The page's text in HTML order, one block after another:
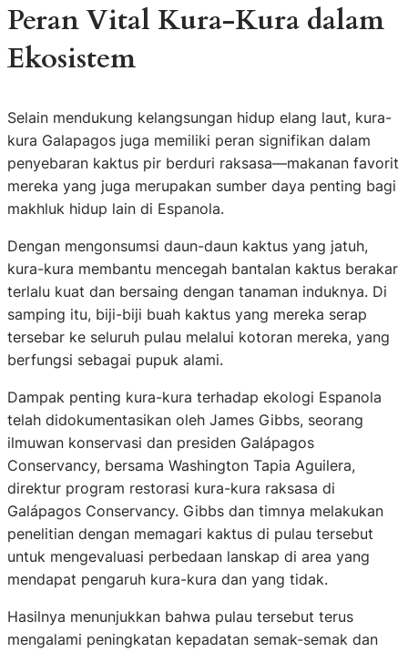
Peran Vital Kura-Kura dalam
Ekosistem
Selain mendukung kelangsungan hidup elang laut, kura-
kura Galapagos juga memiliki peran signifikan dalam
penyebaran kaktus pir berduri raksasa—makanan favorit
mereka yang juga merupakan sumber daya penting bagi
makhluk hidup lain di Espanola.
Dengan mengonsumsi daun-daun kaktus yang jatuh,
kura-kura membantu mencegah bantalan kaktus berakar
terlalu kuat dan bersaing dengan tanaman induknya. Di
samping itu, biji-biji buah kaktus yang mereka serap
tersebar ke seluruh pulau melalui kotoran mereka, yang
berfungsi sebagai pupuk alami.
Dampak penting kura-kura terhadap ekologi Espanola
telah didokumentasikan oleh James Gibbs, seorang
ilmuwan konservasi dan presiden Galápagos
Conservancy, bersama Washington Tapia Aguilera,
direktur program restorasi kura-kura raksasa di
Galápagos Conservancy. Gibbs dan timnya melakukan
penelitian dengan memagari kaktus di pulau tersebut
untuk mengevaluasi perbedaan lanskap di area yang
mendapat pengaruh kura-kura dan yang tidak.
Hasilnya menunjukkan bahwa pulau tersebut terus
mengalami peningkatan kepadatan semak-semak dan